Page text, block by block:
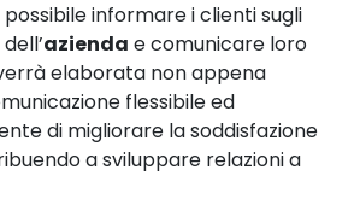
possibile informare i clienti sugli
azienda e comunicare loro
elaborata non appena
flessibile ed
di migliorare la soddisfazione
a sviluppare relazioni a